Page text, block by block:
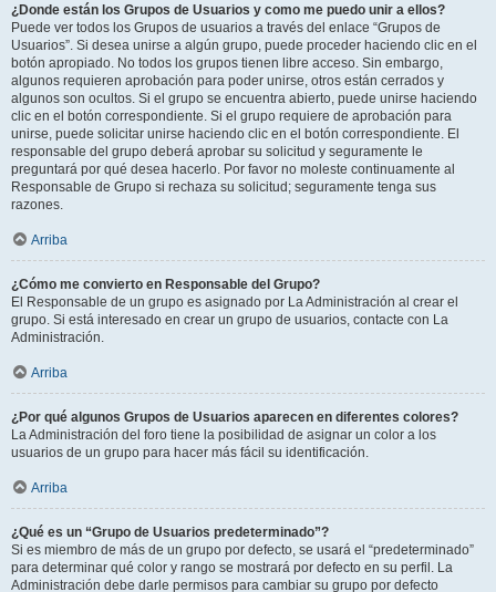
¿Donde están los Grupos de Usuarios y como me puedo unir a ellos?
Puede ver todos los Grupos de usuarios a través del enlace “Grupos de
Usuarios”. Si desea unirse a algún grupo, puede proceder haciendo clic en el
botón apropiado. No todos los grupos tienen libre acceso. Sin embargo,
algunos requieren aprobación para poder unirse, otros están cerrados y
algunos son ocultos. Si el grupo se encuentra abierto, puede unirse haciendo
clic en el botón correspondiente. Si el grupo requiere de aprobación para
unirse, puede solicitar unirse haciendo clic en el botón correspondiente. El
responsable del grupo deberá aprobar su solicitud y seguramente le
preguntará por qué desea hacerlo. Por favor no moleste continuamente al
Responsable de Grupo si rechaza su solicitud; seguramente tenga sus
razones.
Arriba
¿Cómo me convierto en Responsable del Grupo?
El Responsable de un grupo es asignado por La Administración al crear el
grupo. Si está interesado en crear un grupo de usuarios, contacte con La
Administración.
Arriba
¿Por qué algunos Grupos de Usuarios aparecen en diferentes colores?
La Administración del foro tiene la posibilidad de asignar un color a los
usuarios de un grupo para hacer más fácil su identificación.
Arriba
¿Qué es un “Grupo de Usuarios predeterminado”?
Si es miembro de más de un grupo por defecto, se usará el “predeterminado”
para determinar qué color y rango se mostrará por defecto en su perfil. La
Administración debe darle permisos para cambiar su grupo por defecto